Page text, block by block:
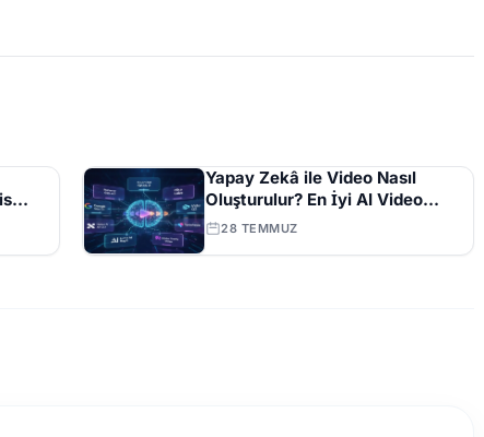
Yapay Zekâ ile Video Nasıl
Oluşturulur? En İyi AI Video
Araçları ve İpuçları Tam Listesi
28 TEMMUZ